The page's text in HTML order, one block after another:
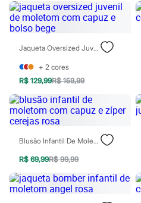
Moda íntima
Calcinhas
Cintas e Modeladores
Pijamas
Sutiãs e Tops
Moda praia
Biquínis
Maiôs
Saídas de praia
Personagens
Plus size
Blusas e Camisetas
Calças
Casacos e Jaquetas
Moda esportiva
Shorts e Saias
Jaqueta Oversized Juvenil De Moletom Com Capuz E Bolso Bege
+ 2 cores
R$ 129,99R$ 159,99
Blusão Infantil De Moletom Com Capuz E Zíper Cerejas Rosa
R$ 69,99R$ 99,99